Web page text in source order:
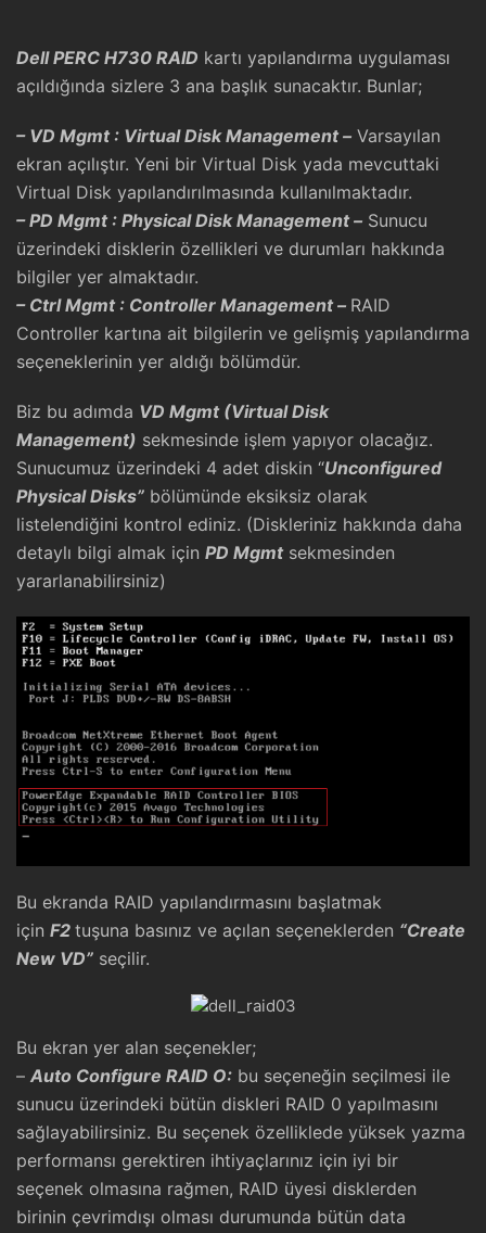
Dell PERC H730 RAID kartı yapılandırma uygulaması
açıldığında sizlere 3 ana başlık sunacaktır. Bunlar;
– VD Mgmt : Virtual Disk Management – Varsayılan
ekran açılıştır. Yeni bir Virtual Disk yada mevcuttaki
Virtual Disk yapılandırılmasında kullanılmaktadır.
– PD Mgmt : Physical Disk Management – Sunucu
üzerindeki disklerin özellikleri ve durumları hakkında
bilgiler yer almaktadır.
– Ctrl Mgmt : Controller Management – RAID
Controller kartına ait bilgilerin ve gelişmiş yapılandırma
seçeneklerinin yer aldığı bölümdür.
Biz bu adımda VD Mgmt (Virtual Disk
Management) sekmesinde işlem yapıyor olacağız.
Sunucumuz üzerindeki 4 adet diskin “Unconfigured
Physical Disks” bölümünde eksiksiz olarak
listelendiğini kontrol ediniz. (Diskleriniz hakkında daha
detaylı bilgi almak için PD Mgmtsekmesinden
yararlanabilirsiniz)
Bu ekranda RAID yapılandırmasını başlatmak
için F2 tuşuna basınız ve açılan seçeneklerden “Create
New VD” seçilir.
Bu ekran yer alan seçenekler;
– Auto Configure RAID O: bu seçeneğin seçilmesi ile
sunucu üzerindeki bütün diskleri RAID 0 yapılmasını
sağlayabilirsiniz. Bu seçenek özelliklede yüksek yazma
performansı gerektiren ihtiyaçlarınız için iyi bir
seçenek olmasına rağmen, RAID üyesi disklerden
birinin çevrimdışı olması durumunda bütün data